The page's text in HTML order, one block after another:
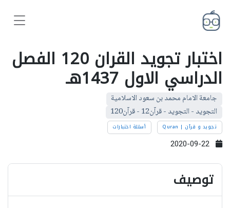
اختبار تجويد القران 120 الفصل
الدراسي الاول 1437هـ
جامعة الامام محمد بن سعود الاسلامية
التجويد - التجويد - قرآن12 - قرآن120
تجويد و قرآن | Quran أسئلة اختبارات
توصيف